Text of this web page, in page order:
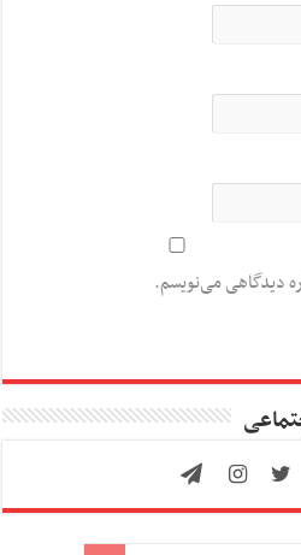
دیدگاهی می‌نویسم.